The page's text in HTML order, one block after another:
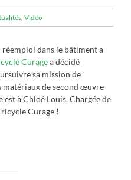
Vidéo
dans le bâtiment a
Curagea décidé
sa mission de
matériaux de second œuvre
est à Chloé Louis, Chargée de
Curage !